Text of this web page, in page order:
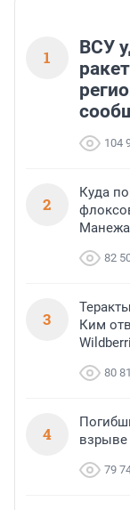
1
ВСУ
104
2
Куда
82
3
Ким
80
4
79